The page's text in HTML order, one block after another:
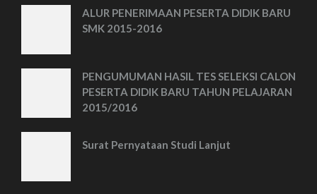
ALUR PENERIMAAN PESERTA DIDIK BARU
SMK 2015-2016
PENGUMUMAN HASIL TES SELEKSI CALON
PESERTA DIDIK BARU TAHUN PELAJARAN
2015/2016
Surat Pernyataan Studi Lanjut